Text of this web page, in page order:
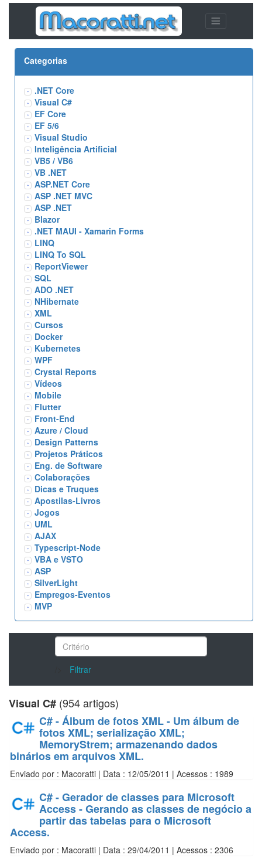
Categorias
.NET Core
Visual C#
EF Core
EF 5/6
Visual Studio
Inteligência Artificial
VB5 / VB6
VB .NET
ASP.NET Core
ASP .NET MVC
ASP .NET
Blazor
.NET MAUI - Xamarin Forms
LINQ
LINQ To SQL
ReportViewer
SQL
ADO .NET
NHibernate
XML
Cursos
Docker
Kubernetes
WPF
Crystal Reports
Vídeos
Mobile
Flutter
Front-End
Azure / Cloud
Design Patterns
Projetos Práticos
Eng. de Software
Colaborações
Dicas e Truques
Apostilas-Livros
Jogos
UML
AJAX
Typescript-Node
VBA e VSTO
ASP
SilverLight
Empregos-Eventos
MVP
Filtrar
Visual C# (954 artigos)
C# - Álbum de fotos XML - Um álbum de
fotos XML; serialização XML;
MemoryStrem; armazenando dados
binários em arquivos XML.
Enviado por : Macoratti | Data : 12/05/2011 | Acessos : 1989
C# - Gerador de classes para Microsoft
Access - Gerando as classes de negócio a
partir das tabelas para o Microsoft
Access.
Enviado por : Macoratti | Data : 29/04/2011 | Acessos : 2306